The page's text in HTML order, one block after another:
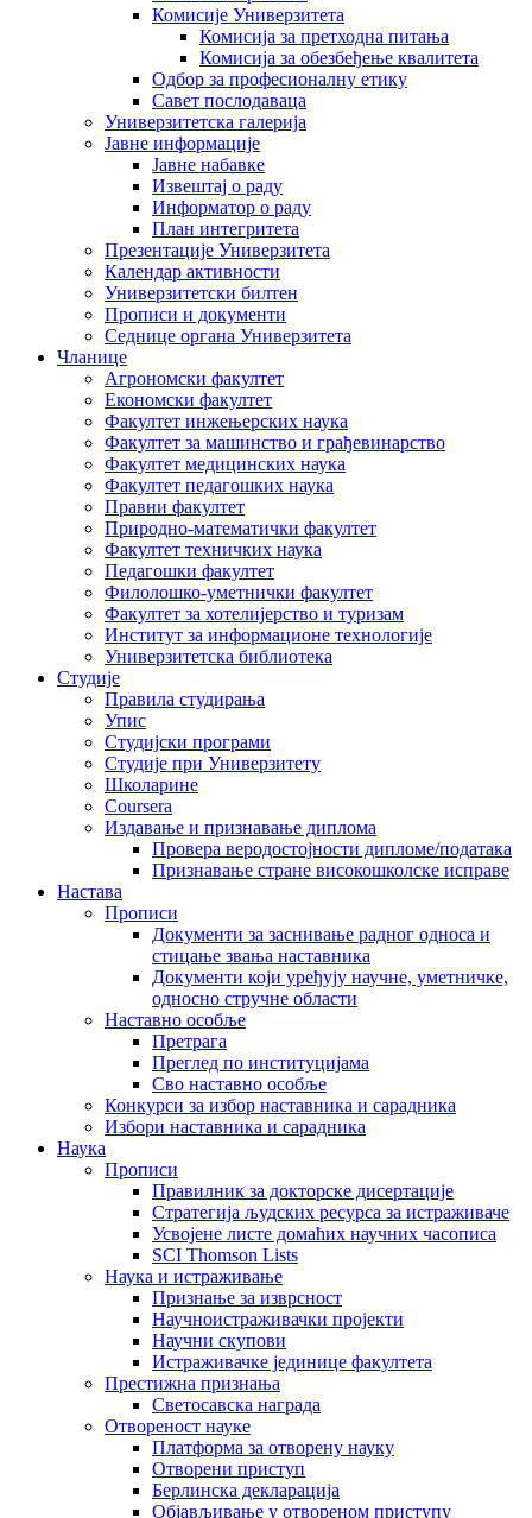
Комисије Универзитета
Комисија за претходна питања
Комисија за обезбеђење квалитета
Одбор за професионалну етику
Савет послодаваца
Универзитетска галерија
Јавне информације
Јавне набавке
Извештај о раду
Информатор о раду
План интегритета
Презентације Универзитета
Календар активности
Универзитетски билтен
Прописи и документи
Седнице органа Универзитета
Чланице
Агрономски факултет
Економски факултет
Факултет инжењерских наука
Факултет за машинство и грађевинарство
Факултет медицинских наука
Факултет педагошких наука
Правни факултет
Природно-математички факултет
Факултет техничких наука
Педагошки факултет
Филолошко-уметнички факултет
Факултет за хотелијерство и туризам
Институт за информационе технологије
Универзитетска библиотека
Студије
Правила студирања
Упис
Студијски програми
Студије при Универзитету
Школарине
Coursera
Издавање и признавање диплома
Провера веродостојности дипломе/података
Признавање стране високошколске исправе
Настава
Прописи
Документи за заснивање радног односа и
стицање звања наставника
Документи који уређују научне, уметничке,
односно стручне области
Наставно особље
Претрага
Преглед по институцијама
Сво наставно особље
Конкурси за избор наставника и сарадника
Избори наставника и сарадника
Наука
Прописи
Правилник за докторске дисертације
Стратегија људских ресурса за истраживаче
Усвојене листе домаћих научних часописа
SCI Thomson Lists
Наука и истраживање
Признање за изврсност
Научноистраживачки пројекти
Научни скупови
Истраживачке јединице факултета
Престижна признања
Светосавска награда
Отвореност науке
Платформа за отворену науку
Отворени приступ
Берлинска декларација
Објављивање у отвореном приступу